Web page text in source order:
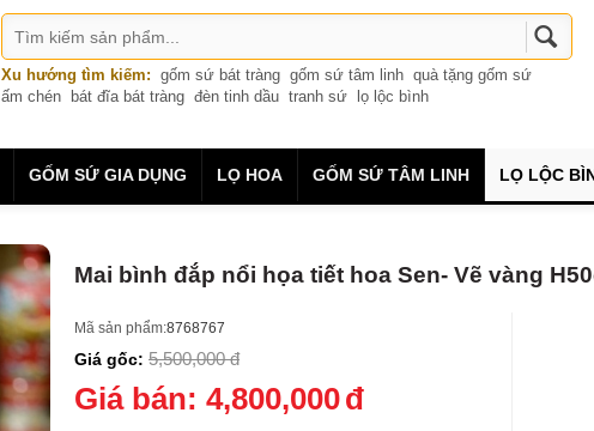
Xu hướng tìm kiếm: gốm sứ bát tràng gốm sứ tâm linh quà tặng gốm sứ
ấm chén
bát đĩa bát tràng đèn tinh dầu tranh sứ lọ lộc bình
GỐM SỨ GIA DỤNG LỌ HOA GỐM SỨ TÂM LINH LỌ LỘC
Mai bình đắp nổi họa tiết hoa Sen- Vẽ vàng
Mã sản phẩm:8768767
Giá gốc: 5,500,000 đ
Giá bán: 4,800,000đ